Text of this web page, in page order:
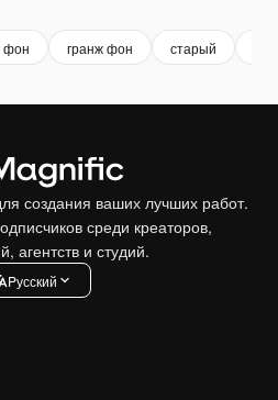
фон гранж фон старый
создания ваших лучших работ.
среди креаторов,
агентств и студий.
Pусский